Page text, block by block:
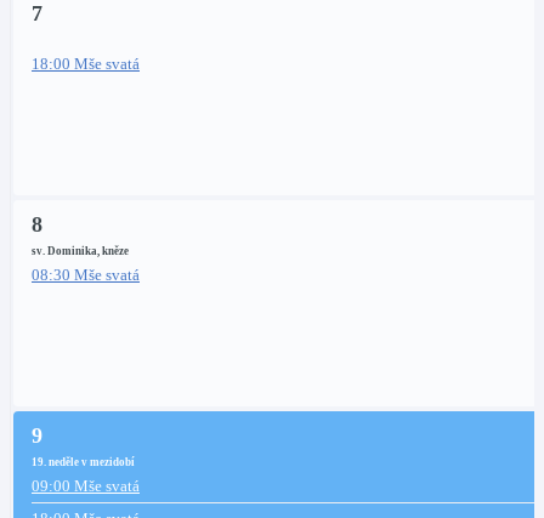
7
18:00 Mše svatá
8
sv. Dominika, kněze
08:30 Mše svatá
9
19. neděle v mezidobí
09:00 Mše svatá